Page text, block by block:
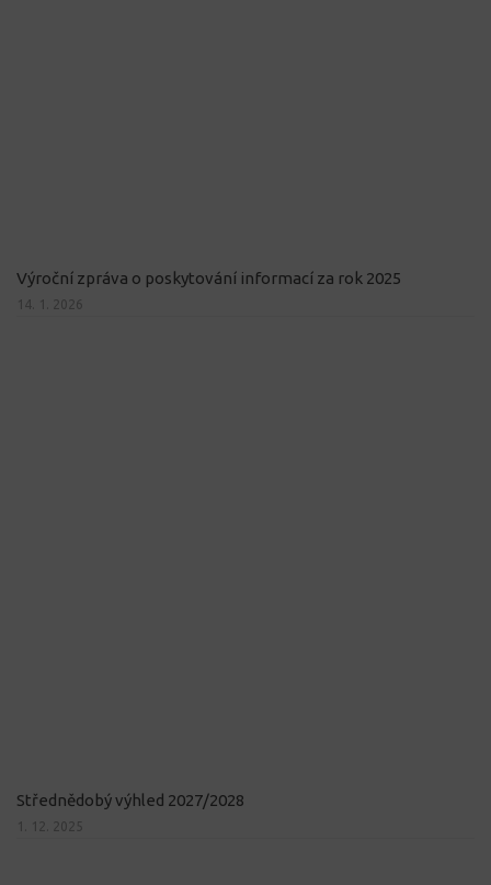
Výroční zpráva o poskytování informací za rok 2025
14. 1. 2026
Střednědobý výhled 2027/2028
1. 12. 2025